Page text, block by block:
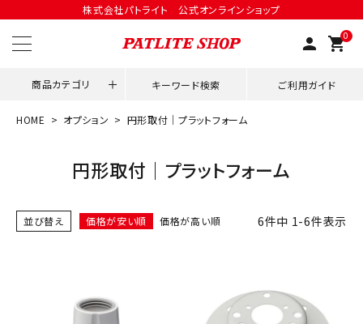
株式会社パトライト 公式オンラインショップ
person 0
shopping_cart
商品カテゴリ キーワード検索 ご利用ガイド
HOME オプション 円形取付｜プラットフォーム
円形取付｜プラットフォーム
並び替え 価格が安い順 価格が高い順 6件中 1-6件表示